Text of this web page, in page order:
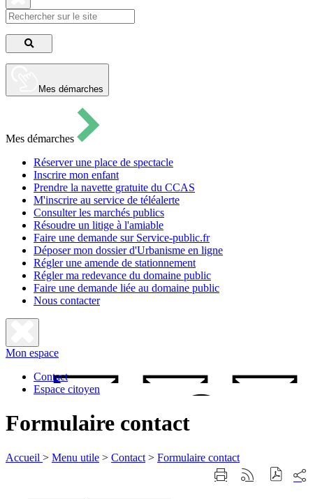
ouvrir
le
formulaire
recherche
Fermer
la
recherche
Lancer
la
recherche
Mes démarches
Mes démarches
Réserver une place de spectacle
Inscrire mon enfant
Prendre la navette gratuite du CCAS
M'inscrire au service de téléalerte
Consulter les marchés publics
Résoudre un litige à l'amiable
Faire une demande sur Service-public.fr
Déposer mon dossier d'Urbanisme en ligne
Régler une amende de stationnement
Régler ma redevance du domaine public
Faire une demande liée au domaine public
Nous contacter
Fermer
la
Mon espace
Contact
Espace citoyen
Formulaire contact
Accueil > Menu utile > Contact > Formulaire contact
ImprimerGénérer
sur